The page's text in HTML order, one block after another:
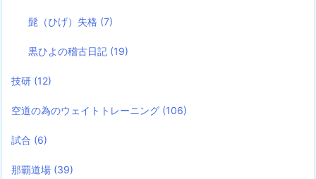
髭（ひげ）失格 (7)
黒ひよの稽古日記 (19)
技研 (12)
空道の為のウェイトトレーニング (106)
試合 (6)
那覇道場 (39)